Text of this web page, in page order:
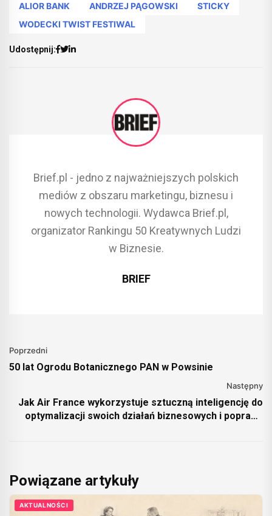
ALIOR BANK ANDRZEJ PĄGOWSKI
STICKY
WODECKI TWIST FESTIWAL
Udostępnij:
Brief.pl - jedno z najważniejszych polskich
mediów z obszaru marketingu, biznesu i
nowych technologii. Wydawca Brief.pl,
organizator Rankingu 50 Kreatywnych Ludzi
w Biznesie.
BRIEF
Poprzedni
50 lat Ogrodu Botanicznego PAN w Powsinie
Następny
Jak Air France wykorzystuje sztuczną inteligencję do
optymalizacji swoich działań biznesowych i poprawy
Powiązane artykuły
AKTUALNOŚCI